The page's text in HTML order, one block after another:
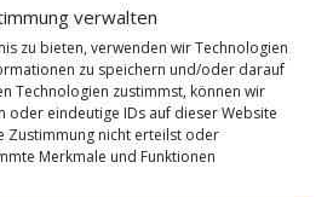
verwalten
zu bieten, verwenden wir Technologien
zu speichern und/oder darauf
Technologien zustimmst, können wir
oder eindeutige IDs auf dieser Website
Zustimmung nicht erteilst oder
Merkmale und Funktionen
präsentiert.
beeindruckt hat mich,
dafür gesorgt haben,
bei Google unter den
Ergebnissen lande, wenn